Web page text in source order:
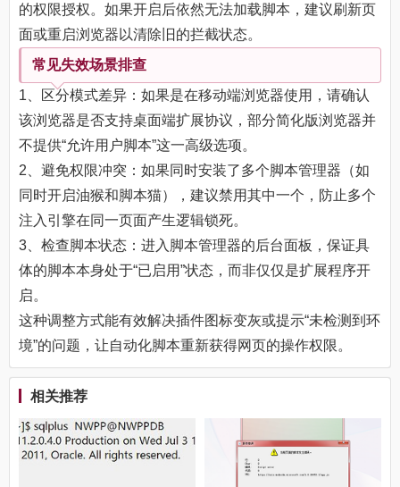
的权限授权。如果开启后依然无法加载脚本，建议刷新页
面或重启浏览器以清除旧的拦截状态。
常见失效场景排查
1、区分模式差异：如果是在移动端浏览器使用，请确认
该浏览器是否支持桌面端扩展协议，部分简化版浏览器并
不提供“允许用户脚本”这一高级选项。
2、避免权限冲突：如果同时安装了多个脚本管理器（如
同时开启油猴和脚本猫），建议禁用其中一个，防止多个
注入引擎在同一页面产生逻辑锁死。
3、检查脚本状态：进入脚本管理器的后台面板，保证具
体的脚本本身处于“已启用”状态，而非仅仅是扩展程序开
启。
这种调整方式能有效解决插件图标变灰或提示“未检测到环
境”的问题，让自动化脚本重新获得网页的操作权限。
相关推荐